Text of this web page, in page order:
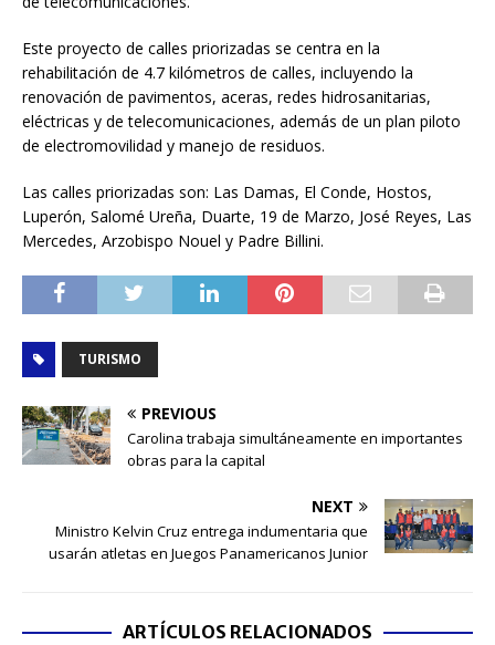
Este proyecto de calles priorizadas se centra en la
rehabilitación de 4.7 kilómetros de calles, incluyendo la
renovación de pavimentos, aceras, redes hidrosanitarias,
eléctricas y de telecomunicaciones, además de un plan piloto
de electromovilidad y manejo de residuos.
Las calles priorizadas son: Las Damas, El Conde, Hostos,
Luperón, Salomé Ureña, Duarte, 19 de Marzo, José Reyes, Las
Mercedes, Arzobispo Nouel y Padre Billini.
TURISMO
PREVIOUS
Carolina trabaja simultáneamente en importantes
obras para la capital
NEXT
Ministro Kelvin Cruz entrega indumentaria que
usarán atletas en Juegos Panamericanos Junior
ARTÍCULOS RELACIONADOS